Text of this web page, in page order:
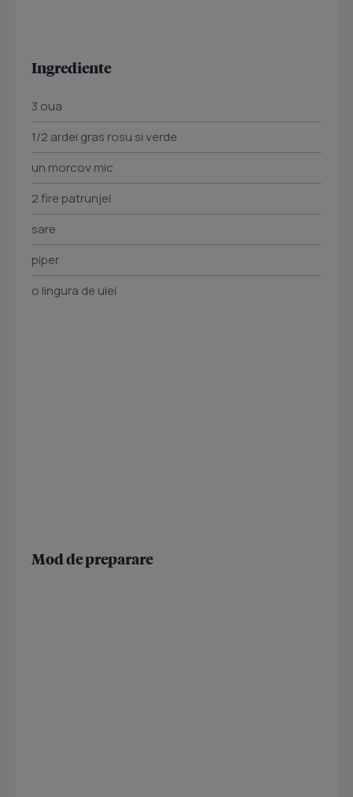
Ingrediente
3 oua
1/2 ardei gras rosu si verde
un morcov mic
2 fire patrunjel
sare
piper
o lingura de ulei
Mod de preparare